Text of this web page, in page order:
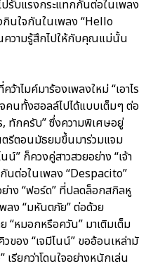
บแรงกระแทกกันต่อในเพลง
กินใจกันในเพลง “Hello
ความรู้สึกไปให้กับคุณแม่นั้น
ว้าไมค์มาร้องเพลงใหม่ “เอาไร
จคนทั้งฮอลล์ไปได้แบบเต็มๆ ต่อ
ทักครับ” ซึ่งความพิเศษอยู่
รีตอนมัธยมขึ้นมาร่วมแจม
” ก็ควงคู่สาวสวยอย่าง “เจ้า
นต่อในเพลง “Despacito”
าง “ฟอร์ด” ที่ปลดล็อกสกิลหู
ลง “มหันตภัย” ต่อด้วย
“หมอกหรือควัน” มาเติมเต็ม
อง “เจมีไนน์” ขออ้อนเหล่ามั
รียกว่าโดนใจอย่างหนักเล่น